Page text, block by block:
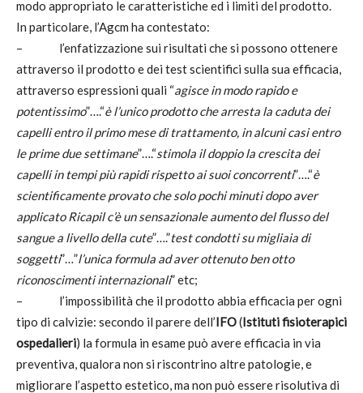
modo appropriato le caratteristiche ed i limiti del prodotto.
In particolare, l’Agcm ha contestato:
–
l’enfatizzazione sui risultati che si possono ottenere
attraverso il prodotto e dei test scientifici sulla sua efficacia,
attraverso espressioni quali “agisce in modo rapido e
potentissimo”….“è l’unico prodotto che arresta la caduta dei
capelli entro il primo mese di trattamento, in alcuni casi entro
le prime due settimane”….“stimola il doppio la crescita dei
capelli in tempi più rapidi rispetto ai suoi concorrenti”….“è
scientificamente provato che solo pochi minuti dopo aver
applicato Ricapil c’è un sensazionale aumento del flusso del
sangue a livello della cute”….”test condotti su migliaia di
soggetti”…”l’unica formula ad aver ottenuto ben otto
riconoscimenti internazionali” etc;
–
l’impossibilità che il prodotto abbia efficacia per ogni
tipo di calvizie: secondo il parere dell’IFO(Istituti fisioterapici
ospedalieri) la formula in esame può avere efficacia in via
preventiva, qualora non si riscontrino altre patologie, e
migliorare l’aspetto estetico, ma non può essere risolutiva di